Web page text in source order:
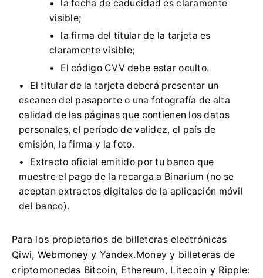
la fecha de caducidad es claramente
visible;
la firma del titular de la tarjeta es
claramente visible;
El código CVV debe estar oculto.
El titular de la tarjeta deberá presentar un
escaneo del pasaporte o una fotografía de alta
calidad de las páginas que contienen los datos
personales, el período de validez, el país de
emisión, la firma y la foto.
Extracto oficial emitido por tu banco que
muestre el pago de la recarga a Binarium (no se
aceptan extractos digitales de la aplicación móvil
del banco).
Para los propietarios de billeteras electrónicas
Qiwi, Webmoney y Yandex.Money y billeteras de
criptomonedas Bitcoin, Ethereum, Litecoin y Ripple: